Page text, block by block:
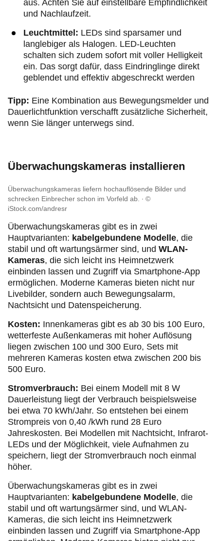
aus. Achten Sie auf einstellbare Empfindlichkeit
und Nachlaufzeit.
Leuchtmittel: LEDs sind sparsamer und
langlebiger als Halogen. LED-Leuchten
schalten sich zudem sofort mit voller Helligkeit
ein. Das sorgt dafür, dass Eindringlinge direkt
geblendet und effektiv abgeschreckt werden
Tipp: Eine Kombination aus Bewegungsmelder und
Dauerlichtfunktion verschafft zusätzliche Sicherheit,
wenn Sie länger unterwegs sind.
Überwachungskameras installieren
Überwachungskameras liefern hochauflösende Bilder und
schrecken Einbrecher schon im Vorfeld ab.
©
iStock.com/andresr
Überwachungskameras gibt es in zwei
Hauptvarianten: kabelgebundene Modelle, die
stabil und oft wartungsärmer sind, und WLAN-
Kameras, die sich leicht ins Heimnetzwerk
einbinden lassen und Zugriff via Smartphone-App
ermöglichen. Moderne Kameras bieten nicht nur
Livebilder, sondern auch Bewegungsalarm,
Nachtsicht und Datenspeicherung.
Kosten: Innenkameras gibt es ab 30 bis 100 Euro,
wetterfeste Außenkameras mit hoher Auflösung
liegen zwischen 100 und 300 Euro, Sets mit
mehreren Kameras kosten etwa zwischen 200 bis
500 Euro.
Stromverbrauch: Bei einem Modell mit 8 W
Dauerleistung liegt der Verbrauch beispielsweise
bei etwa 70 kWh/Jahr. So entstehen bei einem
Strompreis von 0,40 /kWh rund 28 Euro
Jahreskosten. Bei Modellen mit Nachtsicht, Infrarot-
LEDs und der Möglichkeit, viele Aufnahmen zu
speichern, liegt der Stromverbrauch noch einmal
höher.
Überwachungskameras gibt es in zwei
Hauptvarianten: kabelgebundene Modelle, die
stabil und oft wartungsärmer sind, und WLAN-
Kameras, die sich leicht ins Heimnetzwerk
einbinden lassen und Zugriff via Smartphone-App